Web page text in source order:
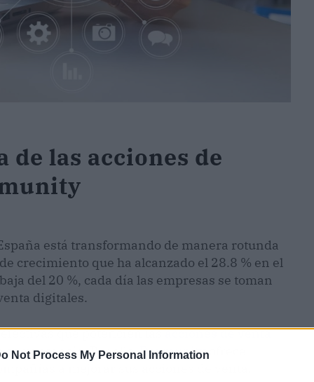
Not Process My Personal Information
de las acciones de
está transformando de manera rotunda
crecimiento que ha alcanzado el 28.8 % en el
del 20 %, cada día las empresas se toman
digitales.
que potencien lasacciones de venta
competencia. Por ello,Devmunityofrece